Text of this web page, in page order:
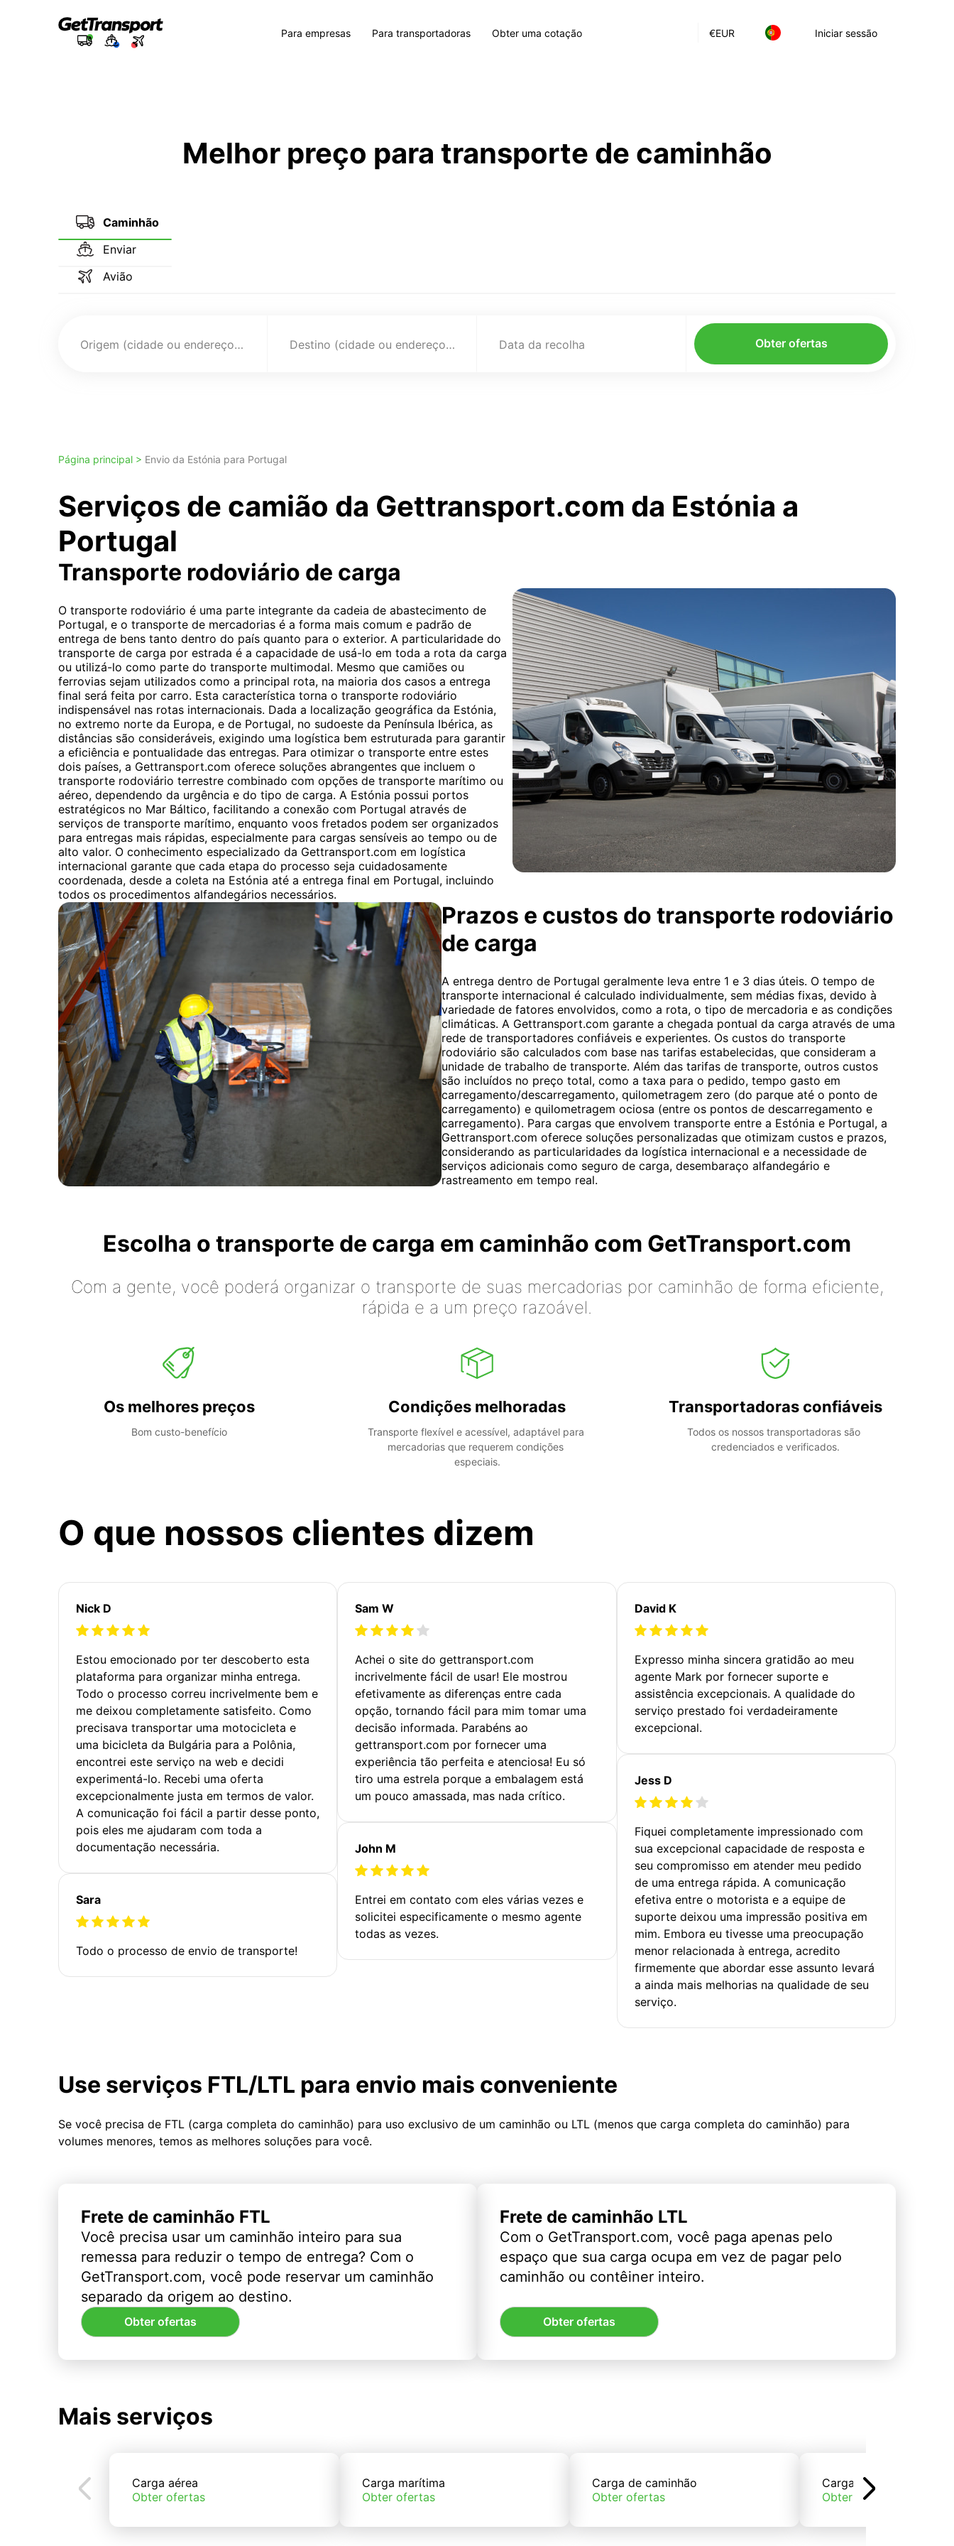
€EUR Iniciar sessão
Para empresas Para transportadoras Obter uma cotação
Melhor preço para transporte de caminhão
Caminhão
Enviar
Avião
Origem (cidade ou endereço) Destino (cidade ou endereço) Data da recolha Obter ofertas
Página principal > Envio da Estónia para Portugal
Serviços de camião da Gettransport.com da Estónia a
Portugal
Transporte rodoviário de carga
O transporte rodoviário é uma parte integrante da cadeia de abastecimento de
Portugal, e o transporte de mercadorias é a forma mais comum e padrão de
entrega de bens tanto dentro do país quanto para o exterior. A particularidade do
transporte de carga por estrada é a capacidade de usá-lo em toda a rota da carga
ou utilizá-lo como parte do transporte multimodal. Mesmo que camiões ou
ferrovias sejam utilizados como a principal rota, na maioria dos casos a entrega
final será feita por carro. Esta característica torna o transporte rodoviário
indispensável nas rotas internacionais. Dada a localização geográfica da Estónia,
no extremo norte da Europa, e de Portugal, no sudoeste da Península Ibérica, as
distâncias são consideráveis, exigindo uma logística bem estruturada para garantir
a eficiência e pontualidade das entregas. Para otimizar o transporte entre estes
dois países, a Gettransport.com oferece soluções abrangentes que incluem o
transporte rodoviário terrestre combinado com opções de transporte marítimo ou
aéreo, dependendo da urgência e do tipo de carga. A Estónia possui portos
estratégicos no Mar Báltico, facilitando a conexão com Portugal através de
serviços de transporte marítimo, enquanto voos fretados podem ser organizados
para entregas mais rápidas, especialmente para cargas sensíveis ao tempo ou de
alto valor. O conhecimento especializado da Gettransport.com em logística
internacional garante que cada etapa do processo seja cuidadosamente
coordenada, desde a coleta na Estónia até a entrega final em Portugal, incluindo
todos os procedimentos alfandegários necessários.
Prazos e custos do transporte rodoviário
de carga
A entrega dentro de Portugal geralmente leva entre 1 e 3 dias úteis. O tempo de
transporte internacional é calculado individualmente, sem médias fixas, devido à
variedade de fatores envolvidos, como a rota, o tipo de mercadoria e as condições
climáticas. A Gettransport.com garante a chegada pontual da carga através de uma
rede de transportadores confiáveis e experientes. Os custos do transporte
rodoviário são calculados com base nas tarifas estabelecidas, que consideram a
unidade de trabalho de transporte. Além das tarifas de transporte, outros custos
são incluídos no preço total, como a taxa para o pedido, tempo gasto em
carregamento/descarregamento, quilometragem zero (do parque até o ponto de
carregamento) e quilometragem ociosa (entre os pontos de descarregamento e
carregamento). Para cargas que envolvem transporte entre a Estónia e Portugal, a
Gettransport.com oferece soluções personalizadas que otimizam custos e prazos,
considerando as particularidades da logística internacional e a necessidade de
serviços adicionais como seguro de carga, desembaraço alfandegário e
rastreamento em tempo real.
Escolha o transporte de carga em caminhão com GetTransport.com
Com a gente, você poderá organizar o transporte de suas mercadorias por caminhão de forma eficiente,
rápida e a um preço razoável.
Os melhores preços
Bom custo-benefício
Condições melhoradas
Transporte flexível e acessível, adaptável para
mercadorias que requerem condições
especiais.
Transportadoras confiáveis
Todos os nossos transportadoras são
credenciados e verificados.
O que nossos clientes dizem
Nick D
Estou emocionado por ter descoberto esta
plataforma para organizar minha entrega.
Todo o processo correu incrivelmente bem e
me deixou completamente satisfeito. Como
precisava transportar uma motocicleta e
uma bicicleta da Bulgária para a Polônia,
encontrei este serviço na web e decidi
experimentá-lo. Recebi uma oferta
excepcionalmente justa em termos de valor.
A comunicação foi fácil a partir desse ponto,
pois eles me ajudaram com toda a
documentação necessária.
Sara
Todo o processo de envio de transporte!
Sam W
Achei o site do gettransport.com
incrivelmente fácil de usar! Ele mostrou
efetivamente as diferenças entre cada
opção, tornando fácil para mim tomar uma
decisão informada. Parabéns ao
gettransport.com por fornecer uma
experiência tão perfeita e atenciosa! Eu só
tiro uma estrela porque a embalagem está
um pouco amassada, mas nada crítico.
John M
Entrei em contato com eles várias vezes e
solicitei especificamente o mesmo agente
todas as vezes.
David K
Expresso minha sincera gratidão ao meu
agente Mark por fornecer suporte e
assistência excepcionais. A qualidade do
serviço prestado foi verdadeiramente
excepcional.
Jess D
Fiquei completamente impressionado com
sua excepcional capacidade de resposta e
seu compromisso em atender meu pedido
de uma entrega rápida. A comunicação
efetiva entre o motorista e a equipe de
suporte deixou uma impressão positiva em
mim. Embora eu tivesse uma preocupação
menor relacionada à entrega, acredito
firmemente que abordar esse assunto levará
a ainda mais melhorias na qualidade de seu
serviço.
Use serviços FTL/LTL para envio mais conveniente
Se você precisa de FTL (carga completa do caminhão) para uso exclusivo de um caminhão ou LTL (menos que carga completa do caminhão) para
volumes menores, temos as melhores soluções para você.
Frete de caminhão FTL
Você precisa usar um caminhão inteiro para sua
remessa para reduzir o tempo de entrega? Com o
GetTransport.com, você pode reservar um caminhão
separado da origem ao destino.
Obter ofertas
Frete de caminhão LTL
Com o GetTransport.com, você paga apenas pelo
espaço que sua carga ocupa em vez de pagar pelo
caminhão ou contêiner inteiro.
Obter ofertas
Mais serviços
Carga aérea
Obter ofertas
Carga marítima
Obter ofertas
Carga de caminhão
Obter ofertas
Carga de trem
Obter ofertas